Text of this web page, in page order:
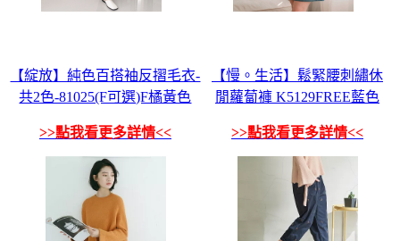
【綻放】純色百搭袖反摺毛衣-
共2色-81025(F可選)F橘黃色
>>點我看更多詳情<<
【慢。生活】鬆緊腰刺繡休
閒蘿蔔褲 K5129FREE藍色
>>點我看更多詳情<<